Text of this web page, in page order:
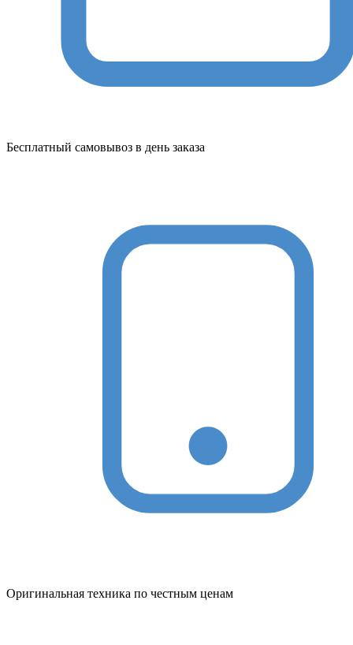
Бесплатный самовывоз в день заказа
Оригинальная техника по честным ценам